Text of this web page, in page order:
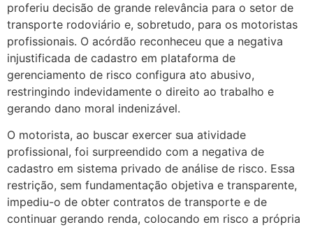
proferiu decisão de grande relevância para o setor de
transporte rodoviário e, sobretudo, para os motoristas
profissionais. O acórdão reconheceu que a negativa
injustificada de cadastro em plataforma de
gerenciamento de risco configura ato abusivo,
restringindo indevidamente o direito ao trabalho e
gerando dano moral indenizável.
O motorista, ao buscar exercer sua atividade
profissional, foi surpreendido com a negativa de
cadastro em sistema privado de análise de risco. Essa
restrição, sem fundamentação objetiva e transparente,
impediu-o de obter contratos de transporte e de
continuar gerando renda, colocando em risco a própria